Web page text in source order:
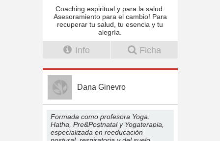
Coaching espiritual y para la salud.
Asesoramiento para el cambio! Para
recuperar tu salud, tu esencia y tu
alegría.
Info Ficha
Dana Ginevro
Formada como profesora Yoga:
Hatha, Pre&Postnatal y Yogaterapia,
especializada en reeducación